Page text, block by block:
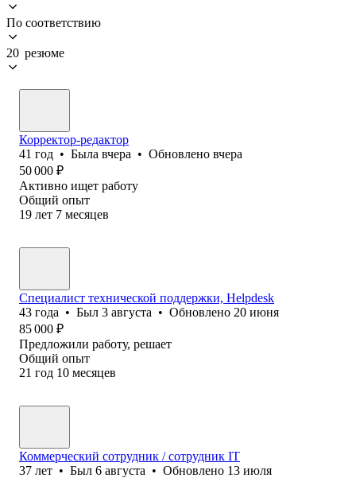
По соответствию
20 резюме
Корректор-редактор
41 год • Была вчера • Обновлено вчера
50 000 ₽
Активно ищет работу
Общий опыт
19 лет 7 месяцев
Специалист технической поддержки, Helpdesk
43 года • Был 3 августа • Обновлено 20 июня
85 000 ₽
Предложили работу, решает
Общий опыт
21 год 10 месяцев
Коммерческий сотрудник / сотрудник IT
37 лет • Был 6 августа • Обновлено 13 июля